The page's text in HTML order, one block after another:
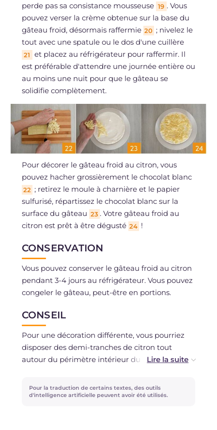
perde pas sa consistance mousseuse 19 . Vous
pouvez verser la crème obtenue sur la base du
gâteau froid, désormais raffermie 20 ; nivelez le
tout avec une spatule ou le dos d'une cuillère
21
et placez au réfrigérateur pour raffermir. Il
est préférable d'attendre une journée entière ou
au moins une nuit pour que le gâteau se
solidifie complètement.
Pour décorer le gâteau froid au citron, vous
pouvez hacher grossièrement le chocolat blanc
22 ; retirez le moule à charnière et le papier
sulfurisé, répartissez le chocolat blanc sur la
surface du gâteau 23 . Votre gâteau froid au
citron est prêt à être dégusté 24 !
CONSERVATION
Vous pouvez conserver le gâteau froid au citron
pendant 3-4 jours au réfrigérateur. Vous pouvez
congeler le gâteau, peut-être en portions.
CONSEIL
Pour une décoration différente, vous pourriez
disposer des demi-tranches de citron tout
autour du périmètre intérieur du moule, avant
sera raffermi, l'effet final sera délicieux !
Pour la traduction de certains textes, des outils
d'intelligence artificielle peuvent avoir été utilisés.